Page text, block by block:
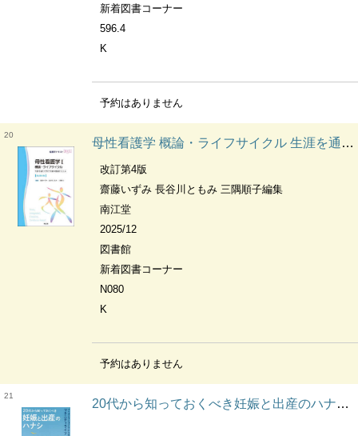
新着図書コーナー
596.4
K
予約はありません
20
母性看護学 概論・ライフサイクル 生涯を通じた性と生殖の健康を支える 看護学テキストnice
改訂第4版
齋藤いずみ 長谷川ともみ 三隅順子編集
南江堂
2025/12
図書館
新着図書コーナー
N080
K
予約はありません
21
20代から知っておくべき妊娠と出産のハナシ プレコンセプションケアからはじめるマタニティライフ